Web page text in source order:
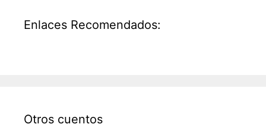
Enlaces Recomendados:
Otros cuentos